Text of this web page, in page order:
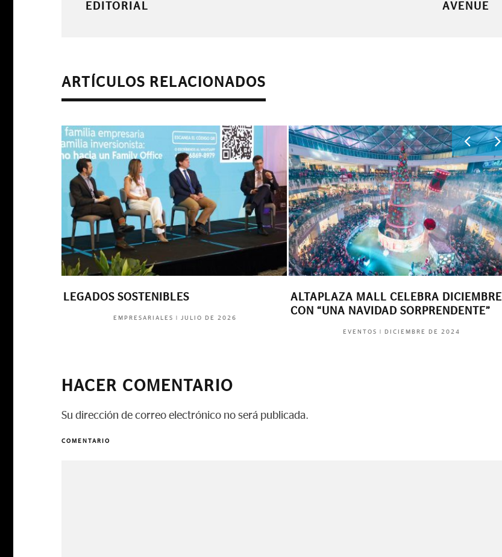
EDITORIAL
AVENUE
ARTÍCULOS RELACIONADOS
LEGADOS SOSTENIBLES
EMPRESARIALES JULIO DE 2026
ALTAPLAZA MALL CELEBRA DICIEMBRE
CON “UNA NAVIDAD SORPRENDENTE”
EVENTOS DICIEMBRE DE 2024
HACER COMENTARIO
Su dirección de correo electrónico no será publicada.
COMENTARIO